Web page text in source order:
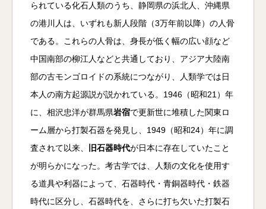
られている化石人類のうち、静岡県の浜北人、沖縄県
の港川人は、いずれも新人段階（3万年前以降）の人骨
である。これらの人骨は、身長が低く幅の広い顔など
中国南部の柳江人などと共通しており、アジア大陸南
部の古モンゴロイドの系統につながり、人類学では日
本人の南方起源説が説かれている。1946（昭和21）年
に、相沢忠洋が群馬県岩宿で更新世に堆積した関東ロ
ーム層から打製石器を発見し、1949（昭和24）年に調
査されて以来、
旧石器時代が日本に存在していたこと
が明らかになった。考古学では、人類の文化を使用す
る道具や利器によって、石器時代・青銅器時代・鉄器
時代に区分し、石器時代を、さらに打ち欠いた打製石